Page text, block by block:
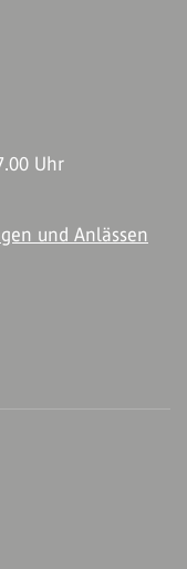
Uhr
und Anlässen